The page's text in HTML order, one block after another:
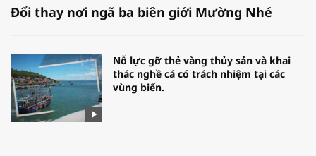
Đổi thay nơi ngã ba biên giới Mường Nhé
Nỗ lực gỡ thẻ vàng thủy sản và khai
thác nghề cá có trách nhiệm tại các
vùng biển.